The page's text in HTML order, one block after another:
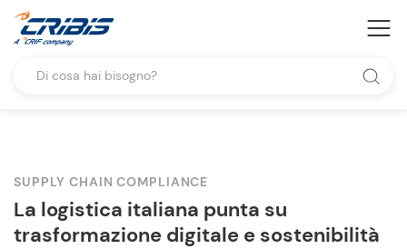
SUPPLY CHAIN COMPLIANCE
La logistica italiana punta su
trasformazione digitale e sostenibilità